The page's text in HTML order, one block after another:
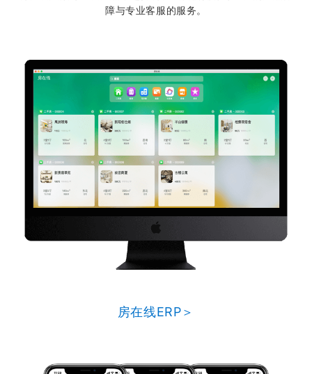
障与专业客服的服务。
房在线ERP＞